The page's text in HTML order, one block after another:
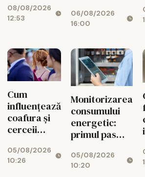
verii
08/08/2026
12:53
spatele
fiecărui
CISTOUR
06/08/2026
16:00
Cum
influențează
coafura și
cerceii
care o lași la
prima
05/08/2026
10:26
Monitorizarea
consumului
energetic:
primul pas
reducerea
costurilor
05/08/2026
10:20